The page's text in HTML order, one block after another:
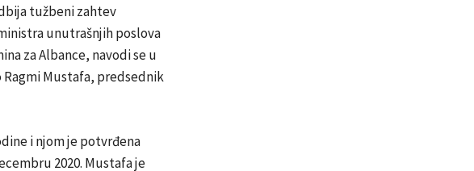
tužbeni zahtev
unutrašnjih poslova
za Albance, navodi se u
Mustafa, predsednik
i njom je potvrđena
2020. Mustafa je